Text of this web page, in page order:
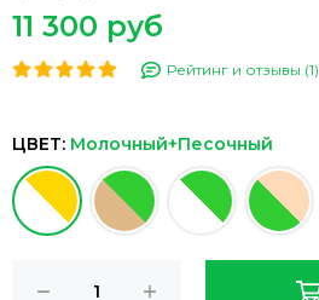
11 300 руб
Рейтинг и отзывы (1)
ЦВЕТ: Молочный+Песочный